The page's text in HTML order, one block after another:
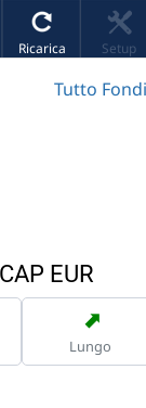
Tutto
EUR
➡
Lungo